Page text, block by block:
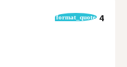
format_quote 4